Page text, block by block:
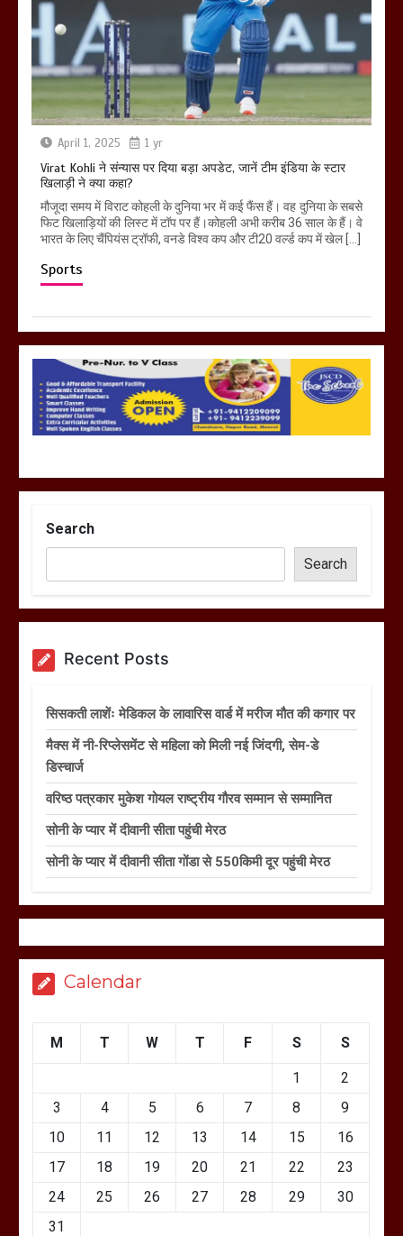
April 1, 2025 1 yr
Virat Kohli ने संन्यास पर दिया बड़ा अपडेट, जानें टीम इंडिया के स्टार
खिलाड़ी ने क्या कहा?
मौजूदा समय में विराट कोहली के दुनिया भर में कई फैंस हैं। वह दुनिया के सबसे
फिट खिलाड़ियों की लिस्ट में टॉप पर हैं।कोहली अभी करीब 36 साल के हैं। वे
भारत के लिए चैंपियंस ट्रॉफी, वनडे विश्व कप और टी20 वर्ल्ड कप में खेल […]
Sports
Search
Search
Recent Posts
सिसकती लाशेंः मेडिकल के लावारिस वार्ड में मरीज मौत की कगार पर
मैक्स में नी-रिप्लेसमेंट से महिला को मिली नई जिंदगी, सेम-डे
डिस्चार्ज
वरिष्ठ पत्रकार मुकेश गोयल राष्ट्रीय गौरव सम्मान से सम्मानित
सोनी के प्यार में दीवानी सीता पहुंची मेरठ
सोनी के प्यार में दीवानी सीता गोंडा से 550किमी दूर पहुंची मेरठ
Calendar
M T W T F S S
1
2
3
4 5 6 7 8
9
10
11 12 13 14 15
16
17
18 19 20 21 22
23
24
25 26 27 28 29
30
31